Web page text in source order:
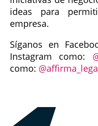
ideas para
empresa.
Síganos en
Instagram como:
como: